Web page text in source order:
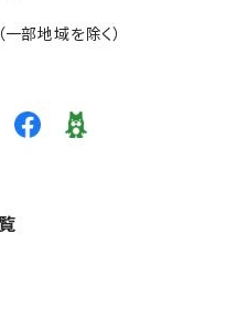
部地域を除く）